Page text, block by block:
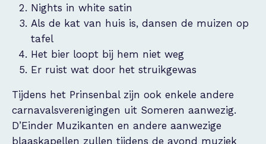
Nights in white satin
Als de kat van huis is, dansen de muizen op
tafel
Het bier loopt bij hem niet weg
Er ruist wat door het struikgewas
Tijdens het Prinsenbal zijn ook enkele andere
carnavalsverenigingen uit Someren aanwezig.
D’Einder Muzikanten en andere aanwezige
blaaskapellen zullen tijdens de avond muziek